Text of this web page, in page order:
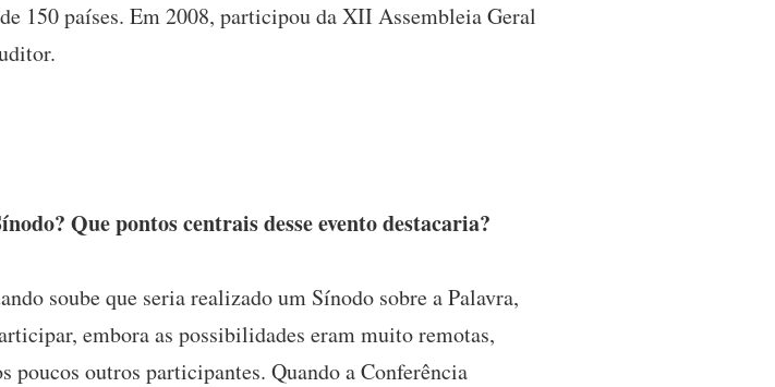
150 países. Em 2008, participou da XII Assembleia Geral
Que pontos centrais desse evento destacaria?
soube que seria realizado um Sínodo sobre a Palavra,
embora as possibilidades eram muito remotas,
poucos outros participantes. Quando a Conferência